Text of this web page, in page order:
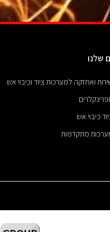
שלנו
ואחזקה למערכות ציוד וכיבוי אש
כיבוי אש
מתקדמות